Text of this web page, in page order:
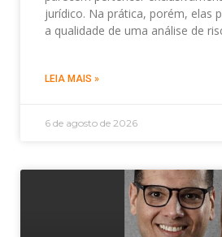
jurídico. Na prática, porém, elas
a qualidade de uma análise de
LEIA MAIS »
6 de agosto de 2026